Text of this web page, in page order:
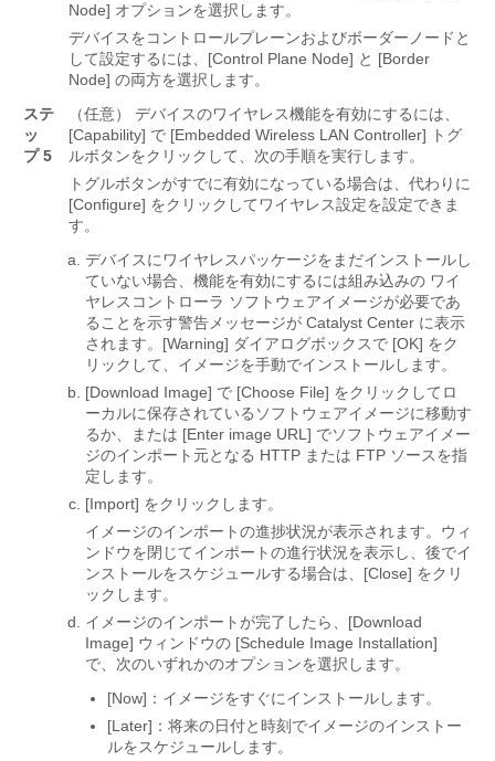
Node] オプションを選択します。
デバイスをコントロールプレーンおよびボーダーノードと
して設定するには、[Control Plane Node] と [Border
Node] の両方を選択します。
ステ
ッ
プ 5
（任意） デバイスのワイヤレス機能を有効にするには、
[Capability] で [Embedded Wireless LAN Controller] トグ
ルボタンをクリックして、次の手順を実行します。
トグルボタンがすでに有効になっている場合は、代わりに
[Configure] をクリックしてワイヤレス設定を設定できま
す。
デバイスにワイヤレスパッケージをまだインストールし
ていない場合、機能を有効にするには組み込みの ワイ
ヤレスコントローラ ソフトウェアイメージが必要であ
ることを示す警告メッセージが Catalyst Center に表示
されます。[Warning] ダイアログボックスで [OK] をク
リックして、イメージを手動でインストールします。
[Download Image] で [Choose File] をクリックしてロ
ーカルに保存されているソフトウェアイメージに移動す
るか、または [Enter image URL] でソフトウェアイメー
ジのインポート元となる HTTP または FTP ソースを指
定します。
[Import] をクリックします。
イメージのインポートの進捗状況が表示されます。ウィ
ンドウを閉じてインポートの進行状況を表示し、後でイ
ンストールをスケジュールする場合は、[Close] をクリ
ックします。
イメージのインポートが完了したら、[Download
Image] ウィンドウの [Schedule Image Installation]
で、次のいずれかのオプションを選択します。
[Now]：イメージをすぐにインストールします。
[Later]：将来の日付と時刻でイメージのインストー
ルをスケジュールします。